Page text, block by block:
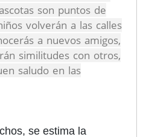
son puntos de
volverán a las calles
a nuevos amigos,
similitudes con otros,
saludo en las
se estima la